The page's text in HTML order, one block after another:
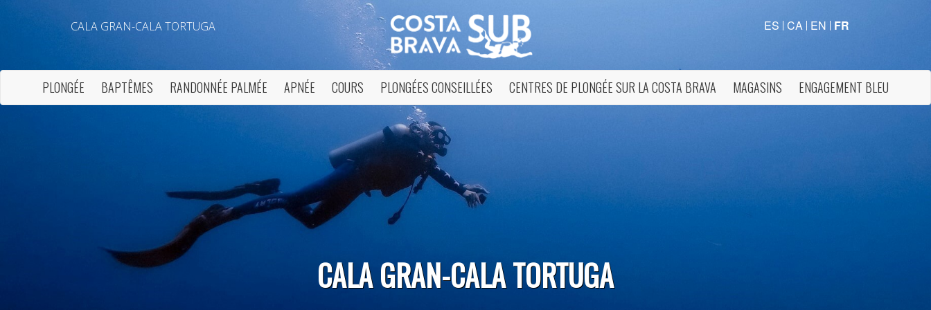
CALA GRAN-CALA TORTUGA ES CA EN FR
PLONGÉE BAPTÊMES RANDONNÉE PALMÉE APNÉE COURS PLONGÉES CONSEILLÉES CENTRES DE PLONGÉE SUR LA COSTA BRAVA MAGASINS ENGAGEMENT BLEU
CALA GRAN-CALA TORTUGA
Modifier les cookies
Ce site Web utilise ses propres cookies pour collecter des informations afin
d'améliorer nos services. Si vous continuez à naviguer, vous acceptez leur installation.
L'utilisateur a la possibilité de configurer son navigateur, pouvant, s'il le souhaite,